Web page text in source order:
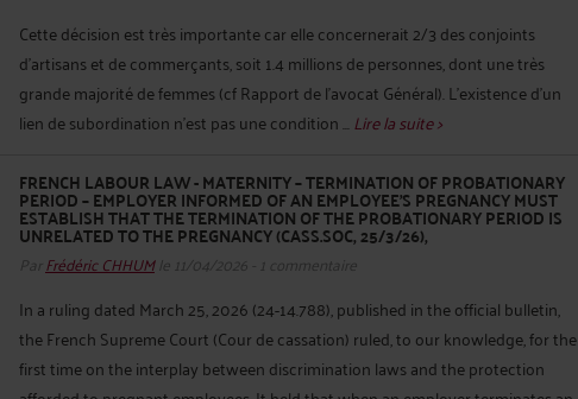
Cette décision est très importante car elle concernerait 2/3 des conjoints
d’artisans et de commerçants, soit 1.4 millions de personnes, dont une très
grande majorité de femmes (cf Rapport de l’avocat Général). L’existence d’un
lien de subordination n’est pas une condition ...Lire la suite >
FRENCH LABOUR LAW - MATERNITY – TERMINATION OF PROBATIONARY
PERIOD – EMPLOYER INFORMED OF AN EMPLOYEE'S PREGNANCY MUST
ESTABLISH THAT THE TERMINATION OF THE PROBATIONARY PERIOD IS
UNRELATED TO THE PREGNANCY (CASS.SOC, 25/3/26),
Par Frédéric CHHUMle 11/04/2026 - 1 commentaire
In a ruling dated March 25, 2026 (24-14.788), published in the official bulletin,
the French Supreme Court (Cour de cassation) ruled, to our knowledge, for the
first time on the interplay between discrimination laws and the protection